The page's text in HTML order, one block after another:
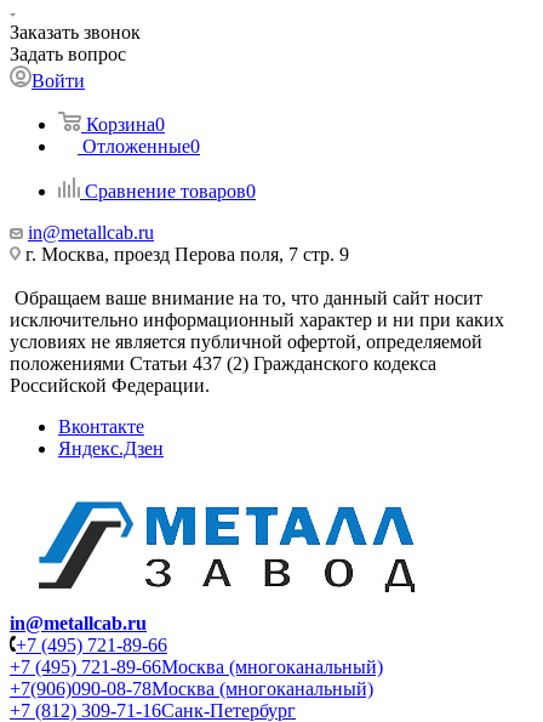
Заказать звонок
Задать вопрос
Войти
Корзина0
Отложенные0
Сравнение товаров0
in@metallcab.ru
г. Москва, проезд Перова поля, 7 стр. 9
Обращаем ваше внимание на то, что данный сайт носит
исключительно информационный характер и ни при каких
условиях не является публичной офертой, определяемой
положениями Статьи 437 (2) Гражданского кодекса
Российской Федерации.
Вконтакте
Яндекс.Дзен
in@metallcab.ru
+7 (495) 721-89-66
+7 (495) 721-89-66Москва (многоканальный)
+7(906)090-08-78Москва (многоканальный)
+7 (812) 309-71-16Санк-Петербург